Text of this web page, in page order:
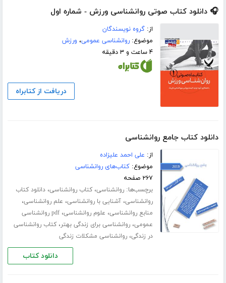
🎧 دانلود کتاب صوتی روانشناسی ورزش - شماره اول
از:گروه نویسندگان
موضوع:روانشناسی عمومی، ورزش
۴ ساعت و ۳ دقیقه
دریافت از کتابراه
دانلود کتاب جامع روانشناسی
از: علی احمد علیزاده
موضوع:کتاب‌های روانشناسی
۲۶۷ صفحه
برچسب‌ها:روانشناسی،کتاب روانشناسی،دانلود کتاب
روانشناسی،آشنایی با روانشناسی، علم روانشناسی،
منابع روانشناسی، علوم روانشناسی،
pdf روانشناسی
عمومی،روانشناسی برای زندگی بهتر،کتاب روانشناسی
در زندگی،روانشناسی مشکلات زندگی
دانلود کتاب